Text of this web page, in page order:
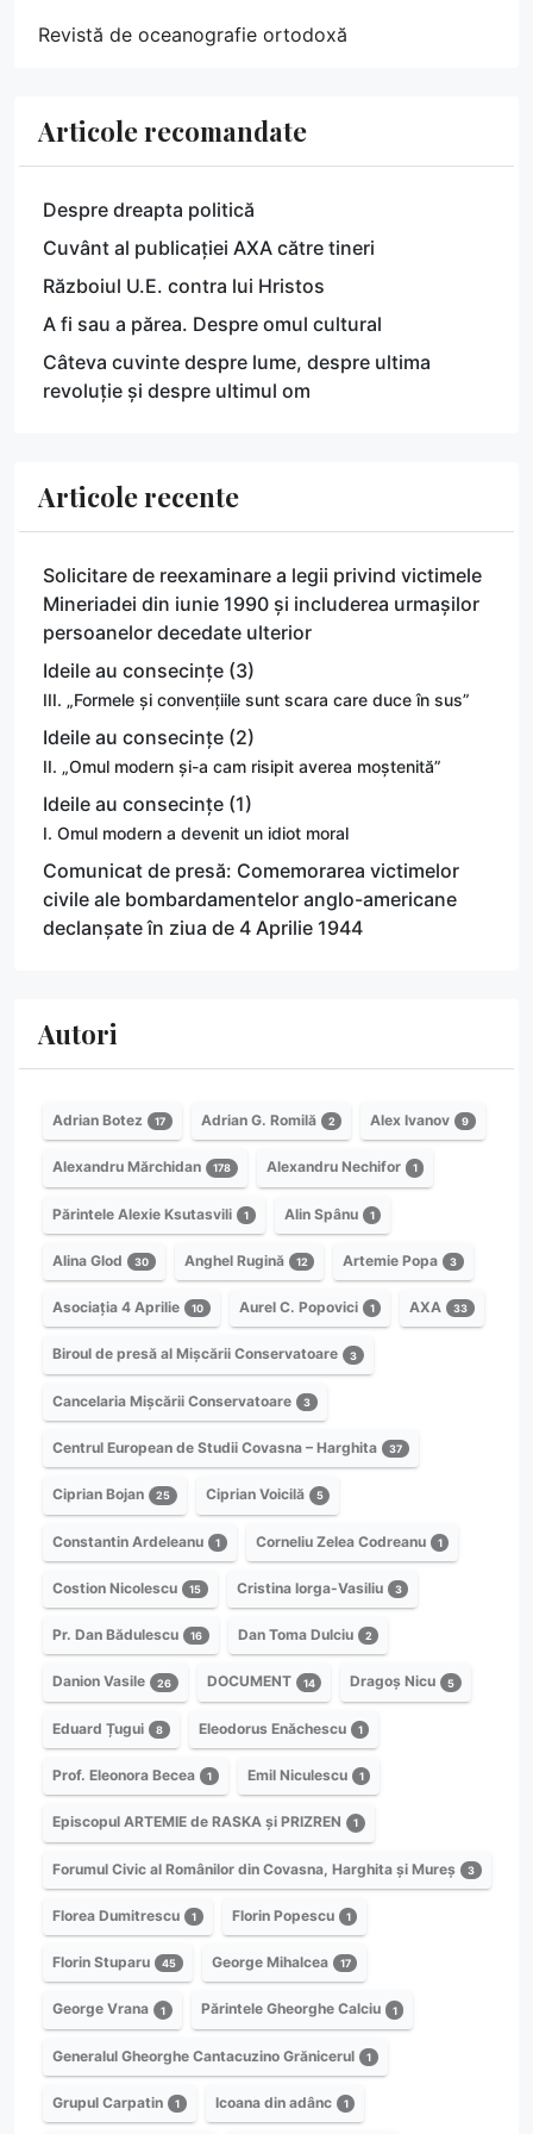
Revistă de oceanografie ortodoxă
Articole recomandate
Despre dreapta politică
Cuvânt al publicației AXA către tineri
Războiul U.E. contra lui Hristos
A fi sau a părea. Despre omul cultural
Câteva cuvinte despre lume, despre ultima
revoluție și despre ultimul om
Articole recente
Solicitare de reexaminare a legii privind victimele
Mineriadei din iunie 1990 și includerea urmașilor
persoanelor decedate ulterior
Ideile au consecințe (3)
III. „Formele și convențiile sunt scara care duce în sus”
Ideile au consecințe (2)
II. „Omul modern și-a cam risipit averea moștenită”
Ideile au consecințe (1)
I. Omul modern a devenit un idiot moral
Comunicat de presă: Comemorarea victimelor
civile ale bombardamentelor anglo-americane
declanșate în ziua de 4 Aprilie 1944
Autori
Adrian Botez 17 Adrian G. Romilă 2 Alex Ivanov 9
Alexandru Mărchidan 178 Alexandru Nechifor 1
Părintele Alexie Ksutasvili 1 Alin Spânu 1
Alina Glod 30 Anghel Rugină 12 Artemie Popa 3
Asociația 4 Aprilie 10 Aurel C. Popovici 1 AXA 33
Biroul de presă al Mișcării Conservatoare 3
Cancelaria Mișcării Conservatoare 3
Centrul European de Studii Covasna – Harghita 37
Ciprian Bojan 25 Ciprian Voicilă 5
Constantin Ardeleanu 1 Corneliu Zelea Codreanu 1
Costion Nicolescu 15 Cristina Iorga-Vasiliu 3
Pr. Dan Bădulescu 16 Dan Toma Dulciu 2
Danion Vasile 26 DOCUMENT 14 Dragoș Nicu 5
Eduard Țugui 8 Eleodorus Enăchescu 1
Prof. Eleonora Becea 1 Emil Niculescu 1
Episcopul ARTEMIE de RASKA și PRIZREN 1
Forumul Civic al Românilor din Covasna, Harghita și Mureș 3
Florea Dumitrescu 1 Florin Popescu 1
Florin Stuparu 45 George Mihalcea 17
George Vrana 1 Părintele Gheorghe Calciu 1
Generalul Gheorghe Cantacuzino Grănicerul 1
Grupul Carpatin 1 Icoana din adânc 1